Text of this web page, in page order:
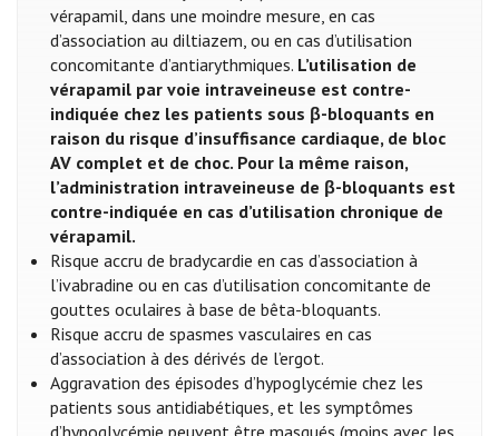
vérapamil, dans une moindre mesure, en cas
d’association au diltiazem, ou en cas d’utilisation
concomitante d’antiarythmiques. L’utilisation de
vérapamil par voie intraveineuse est contre-
indiquée chez les patients sous β-bloquants en
raison du risque d’insuffisance cardiaque, de bloc
AV complet et de choc. Pour la même raison,
l’administration intraveineuse de β-bloquants est
contre-indiquée en cas d’utilisation chronique de
vérapamil.
Risque accru de bradycardie en cas d’association à
l’ivabradine ou en cas d’utilisation concomitante de
gouttes oculaires à base de bêta-bloquants.
Risque accru de spasmes vasculaires en cas
d’association à des dérivés de l’ergot.
Aggravation des épisodes d’hypoglycémie chez les
patients sous antidiabétiques, et les symptômes
d’hypoglycémie peuvent être masqués (moins avec les